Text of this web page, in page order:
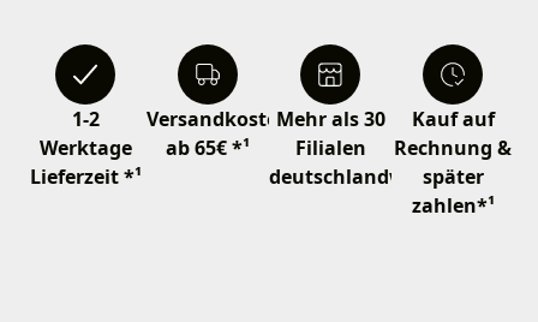
1-2
Werktage
Lieferzeit *¹
Versandkostenfrei
ab 65€ *¹
Mehr als 30
Filialen
deutschlandweit
Kauf auf
Rechnung &
später
zahlen*¹